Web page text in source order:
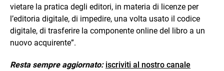
vietare la pratica degli editori, in materia di licenze per
l’editoria digitale, di impedire, una volta usato il codice
digitale, di trasferire la componente online del libro a un
nuovo acquirente”.
Resta sempre aggiornato: iscriviti al nostro canale